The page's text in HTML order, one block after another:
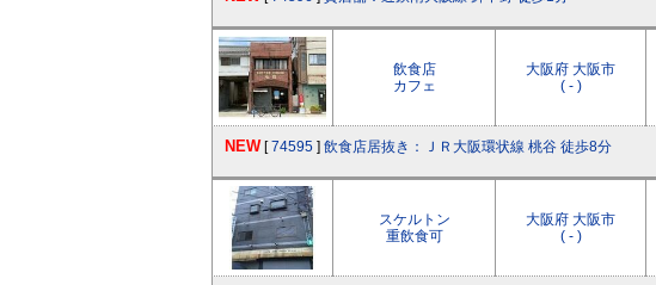
飲食店
カフェ
大阪府 大阪市
( - )
NEW [74595 ] 飲食店居抜き：ＪＲ大阪環状線 桃谷 徒歩8分
スケルトン
重飲食可
大阪府 大阪市
( - )